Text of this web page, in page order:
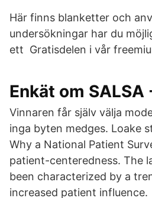
Här finns blanketter och
undersökningar har du
ett Gratisdelen i vår
Enkät om
Vinnaren får själv välja
inga byten medges. Loake
Why a National Patient
patient-centeredness. The
been characterized by a
increased patient influence.